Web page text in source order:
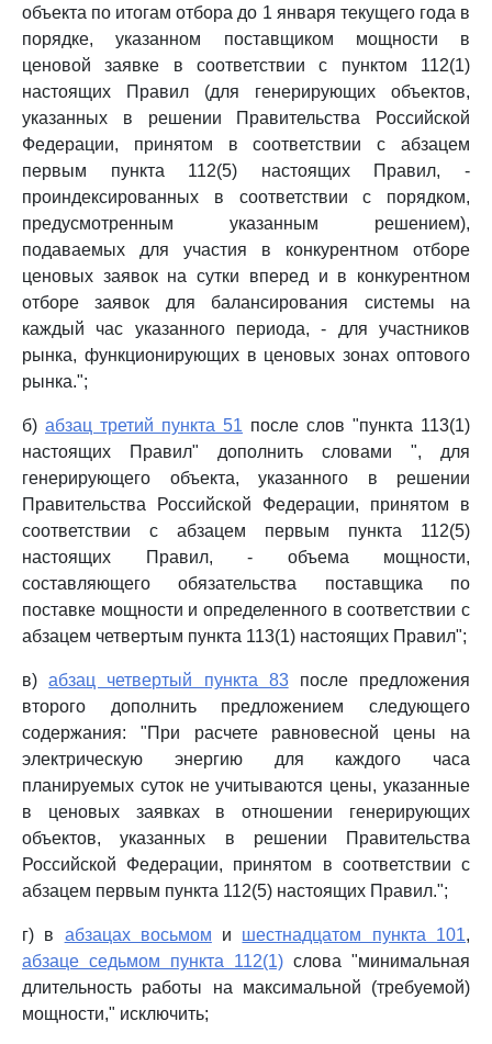
объекта по итогам отбора до 1 января текущего года в
порядке, указанном поставщиком мощности в
ценовой заявке в соответствии с пунктом 112(1)
настоящих Правил (для генерирующих объектов,
указанных в решении Правительства Российской
Федерации, принятом в соответствии с абзацем
первым пункта 112(5) настоящих Правил, -
проиндексированных в соответствии с порядком,
предусмотренным указанным решением),
подаваемых для участия в конкурентном отборе
ценовых заявок на сутки вперед и в конкурентном
отборе заявок для балансирования системы на
каждый час указанного периода, - для участников
рынка, функционирующих в ценовых зонах оптового
рынка.";
б) абзац третий пункта 51 после слов "пункта 113(1)
настоящих Правил" дополнить словами ", для
генерирующего объекта, указанного в решении
Правительства Российской Федерации, принятом в
соответствии с абзацем первым пункта 112(5)
настоящих Правил, - объема мощности,
составляющего обязательства поставщика по
поставке мощности и определенного в соответствии с
абзацем четвертым пункта 113(1) настоящих Правил";
в)абзац четвертый пункта 83после предложения
второго дополнить предложением следующего
содержания: "При расчете равновесной цены на
электрическую энергию для каждого часа
планируемых суток не учитываются цены, указанные
в ценовых заявках в отношении генерирующих
объектов, указанных в решении Правительства
Российской Федерации, принятом в соответствии с
абзацем первым пункта 112(5) настоящих Правил.";
г) в абзацах восьмом и шестнадцатом пункта 101,
абзаце седьмом пункта 112(1) слова "минимальная
длительность работы на максимальной (требуемой)
мощности," исключить;